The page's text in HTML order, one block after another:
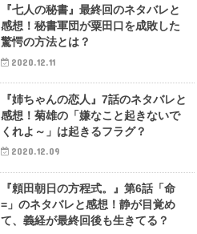
『七人の秘書』最終回のネタバレと
感想！秘書軍団が粟田口を成敗した
驚愕の方法とは？
2020.12.11
『姉ちゃんの恋人』7話のネタバレと
感想！菊雄の「嫌なこと起きないで
くれよ～」は起きるフラグ？
2020.12.09
『頼田朝日の方程式。』第6話「命
=」のネタバレと感想！静が目覚め
て、義経が最終回後も生きてる？